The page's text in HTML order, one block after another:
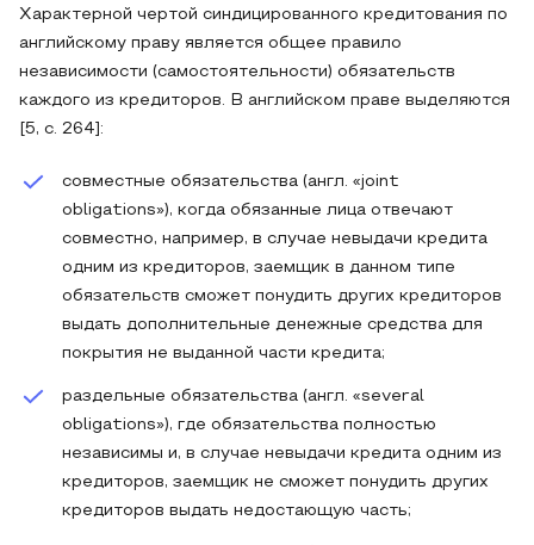
Характерной чертой синдицированного кредитования по
английскому праву является общее правило
независимости (самостоятельности) обязательств
каждого из кредиторов. В английском праве выделяются
[5, с. 264]:
совместные обязательства (англ. «joint
obligations»), когда обязанные лица отвечают
совместно, например, в случае невыдачи кредита
одним из кредиторов, заемщик в данном типе
обязательств сможет понудить других кредиторов
выдать дополнительные денежные средства для
покрытия не выданной части кредита;
раздельные обязательства (англ. «several
obligations»), где обязательства полностью
независимы и, в случае невыдачи кредита одним из
кредиторов, заемщик не сможет понудить других
кредиторов выдать недостающую часть;